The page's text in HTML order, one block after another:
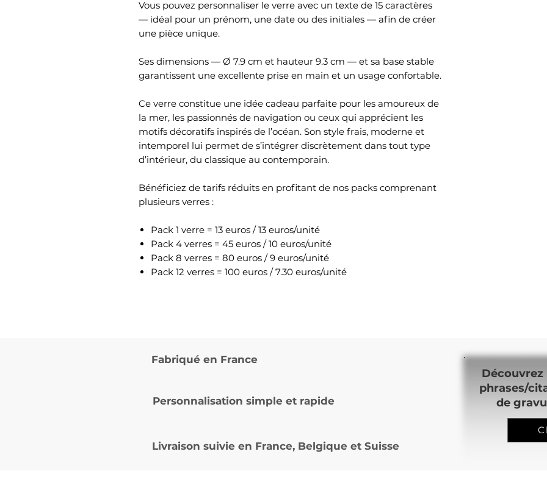
Vous pouvez personnaliser le verre avec un texte de 15 caractères
— idéal pour un prénom, une date ou des initiales — afin de créer
une pièce unique.
Ses dimensions — Ø 7.9 cm et hauteur 9.3 cm — et sa base stable
garantissent une excellente prise en main et un usage confortable.
Ce verre constitue une idée cadeau parfaite pour les amoureux de
la mer, les passionnés de navigation ou ceux qui apprécient les
motifs décoratifs inspirés de l’océan. Son style frais, moderne et
intemporel lui permet de s’intégrer discrètement dans tout type
d’intérieur, du classique au contemporain.
Bénéficiez de tarifs réduits en profitant de nos packs comprenant
plusieurs verres :
Pack 1 verre = 13 euros / 13 euros/unité
Pack 4 verres = 45 euros / 10 euros/unité
Pack 8 verres = 80 euros / 9 euros/unité
Pack 12 verres = 100 euros / 7.30 euros/unité
Fabriqué en France
Personnalisation simple et rapide
Livraison suivie en France, Belgique et Suisse
phrases/
de